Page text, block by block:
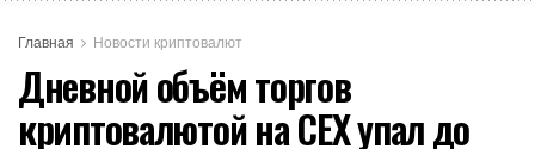
Главная Новости криптовалют
Дневной объём торгов
криптовалютой на CEX упал до